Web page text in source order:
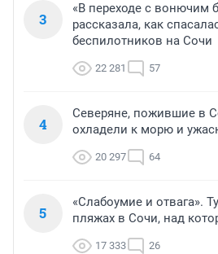
3
«В переходе с вонючим
рассказала, как
беспилотников на Сочи
22 281 57
4
Северяне, пожившие в
охладели к морю и
20 297 64
5
«Слабоумие и отвага».
пляжах в Сочи, над
17 333 26